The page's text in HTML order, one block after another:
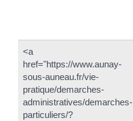
<a
href="https://www.aunay-
sous-auneau.fr/vie-
pratique/demarches-
administratives/demarches-
particuliers/?